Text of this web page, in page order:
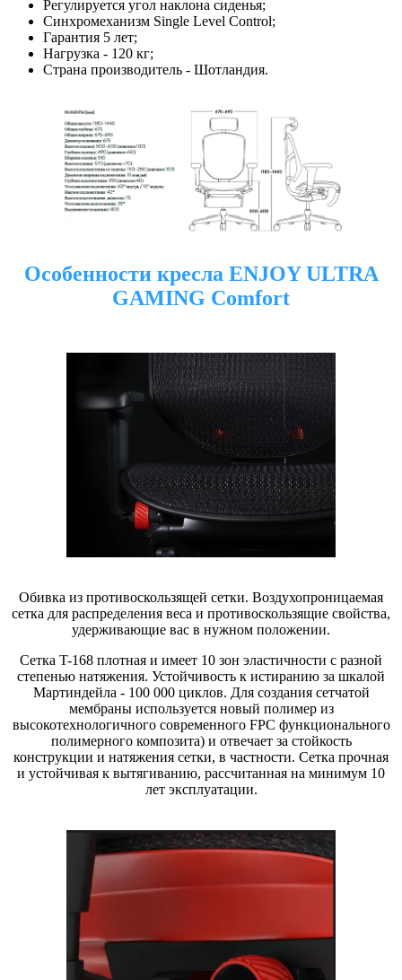
Регулируется угол наклона сиденья;
Синхромеханизм Single Level Control;
Гарантия 5 лет;
Нагрузка - 120 кг;
Страна производитель - Шотландия.
Особенности кресла ENJOY ULTRA
GAMING Comfort
Обивка из противоскользящей сетки. Воздухопроницаемая
сетка для распределения веса и противоскользящие свойства,
удерживающие вас в нужном положении.
Сетка T-168 плотная и имеет 10 зон эластичности с разной
степенью натяжения. Устойчивость к истиранию за шкалой
Мартиндейла - 100 000 циклов. Для создания сетчатой
мембраны используется новый полимер из
высокотехнологичного современного FPC функционального
полимерного композита) и отвечает за стойкость
конструкции и натяжения сетки, в частности. Сетка прочная
и устойчивая к вытягиванию, рассчитанная на минимум 10
лет эксплуатации.